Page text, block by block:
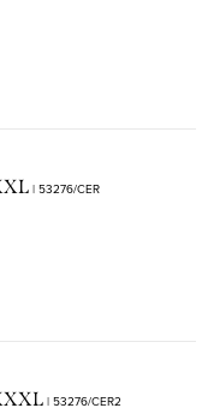
| 53276/CER
| 53276/CER2